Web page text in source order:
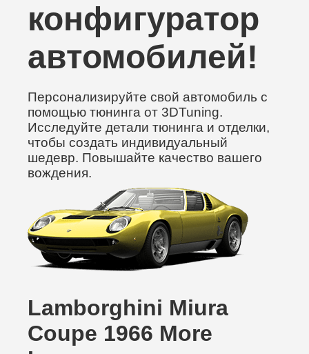
конфигуратор
автомобилей!
Персонализируйте свой автомобиль с
помощью тюнинга от 3DTuning.
Исследуйте детали тюнинга и отделки,
чтобы создать индивидуальный
шедевр. Повышайте качество вашего
вождения.
Lamborghini Miura
Coupe 1966 More